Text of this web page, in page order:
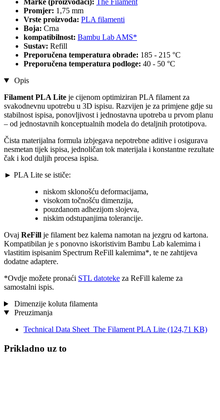
Marke (proizvođači):
The Filament
Promjer: 1,75 mm
Vrste proizvoda: PLA filamenti
Boja: Crna
kompatibilnost: Bambu Lab AMS*
Sustav: Refill
Preporučena temperatura obrade: 185 - 215 °C
Preporučena temperatura podloge: 40 - 50 °C
Opis
Filament PLA Lite je cijenom optimiziran PLA filament za
svakodnevnu upotrebu u 3D ispisu. Razvijen je za primjene gdje su
stabilnost ispisa, ponovljivost i jednostavna upotreba u prvom planu
– od jednostavnih konceptualnih modela do detaljnih prototipova.
Čista materijalna formula izbjegava nepotrebne aditive i osigurava
nesmetan tijek ispisa, jednoličan tok materijala i konstantne rezultate
čak i kod duljih procesa ispisa.
► PLA Lite se ističe:
niskom sklonošću deformacijama,
visokom točnošću dimenzija,
pouzdanom adhezijom slojeva,
niskim odstupanjima tolerancije.
Ovaj ReFill je filament bez kalema namotan na jezgru od kartona.
Kompatibilan je s ponovno iskoristivim Bambu Lab kalemima i
vlastitim ispisanim Spectrum ReFill kalemima*, te ne zahtijeva
dodatne adaptere.
*Ovdje možete pronaći STL datoteke za ReFill kaleme za
samostalni ispis.
Dimenzije koluta filamenta
Preuzimanja
Technical Data Sheet_The Filament PLA Lite (124,71 KB)
Prikladno uz to